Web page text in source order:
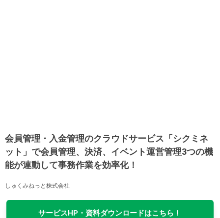
会員管理・入金管理のクラウドサービス「シクミネ
ット」で会員管理、決済、イベント運営管理3つの機
能が連動して事務作業を効率化！
しゅくみねっと株式会社
サービスHP・資料ダウンロードはこちら！